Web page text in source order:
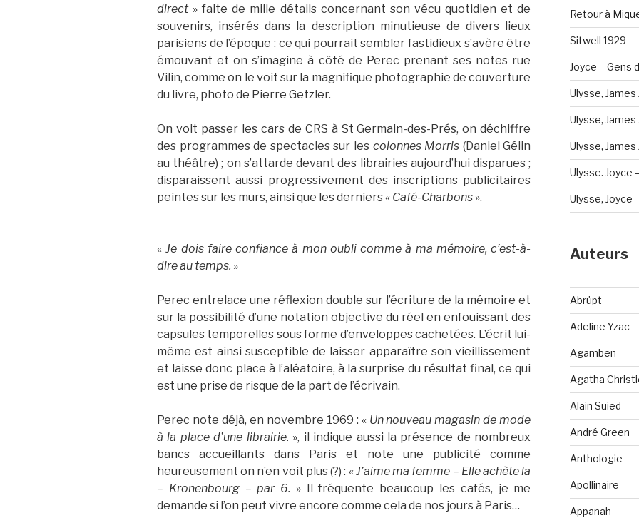
direct» faite de mille détails concernant son vécu quotidien et de
souvenirs, insérés dans la description minutieuse de divers lieux
parisiens de l’époque : ce qui pourrait sembler fastidieux s’avère être
émouvant et on s’imagine à côté de Perec prenant ses notes rue
Vilin, comme on le voit sur la magnifique photographie de couverture
du livre, photo de Pierre Getzler.
On voit passer les cars de CRS à St Germain-des-Prés, on déchiffre
des programmes de spectacles sur les colonnes Morris (Daniel Gélin
au théâtre) ; on s’attarde devant des librairies aujourd’hui disparues ;
disparaissent aussi progressivement des inscriptions publicitaires
peintes sur les murs, ainsi que les derniers « Café-Charbons ».
«Je dois faire confiance à mon oubli comme à ma mémoire, c’est-à-
dire au temps. »
Perec entrelace une réflexion double sur l’écriture de la mémoire et
sur la possibilité d’une notation objective du réel en enfouissant des
capsules temporelles sous forme d’enveloppes cachetées. L’écrit lui-
même est ainsi susceptible de laisser apparaître son vieillissement
et laisse donc place à l’aléatoire, à la surprise du résultat final, ce qui
est une prise de risque de la part de l’écrivain.
Perec note déjà, en novembre 1969 : « Un nouveau magasin de mode
à la place d’une librairie. », il indique aussi la présence de nombreux
bancs accueillants dans Paris et note une publicité comme
heureusement on n’en voit plus (?) : «J’aime ma femme – Elle achète la
– Kronenbourg – par 6. » Il fréquente beaucoup les cafés, je me
demande si l’on peut vivre encore comme cela de nos jours à Paris…
Retour à
Sitwell 1929
Joyce – Gens
Ulysse, James
Ulysse, James
Ulysse, James
Ulysse. Joyce
Ulysse, Joyce
Auteurs
Abrüpt
Adeline Yzac
Agamben
Agatha
Alain Suied
André Green
Anthologie
Apollinaire
Appanah